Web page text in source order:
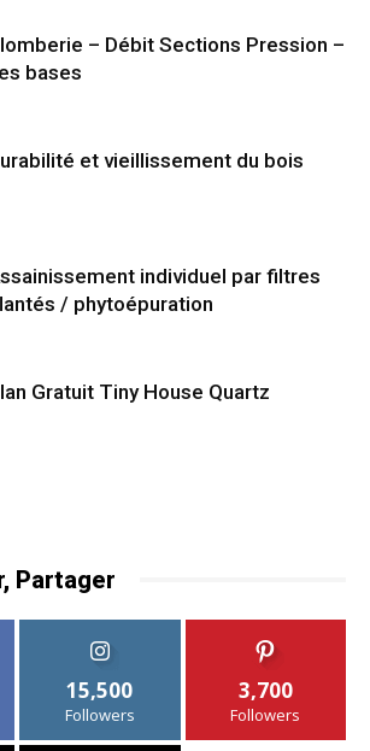
– Débit Sections Pression –
bases
et vieillissement du bois
individuel par filtres
/ phytoépuration
Gratuit Tiny House Quartz
Partager
15,500
Followers
3,700
Followers